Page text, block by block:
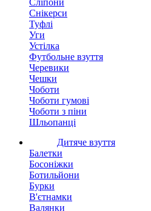
Сліпони
Снікерси
Туфлі
Уги
Устілка
Футбольне взуття
Черевики
Чешки
Чоботи
Чоботи гумові
Чоботи з піни
Шльопанці
Дитяче взуття
Балетки
Босоніжки
Ботильйони
Бурки
В'єтнамки
Валянки